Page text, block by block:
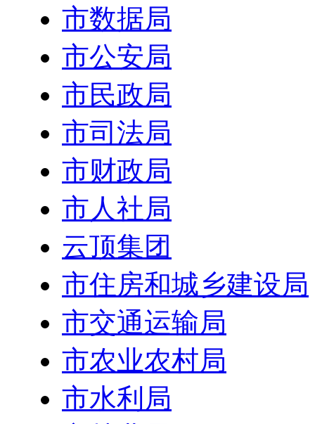
市数据局
市公安局
市民政局
市司法局
市财政局
市人社局
云顶集团
市住房和城乡建设局
市交通运输局
市农业农村局
市水利局